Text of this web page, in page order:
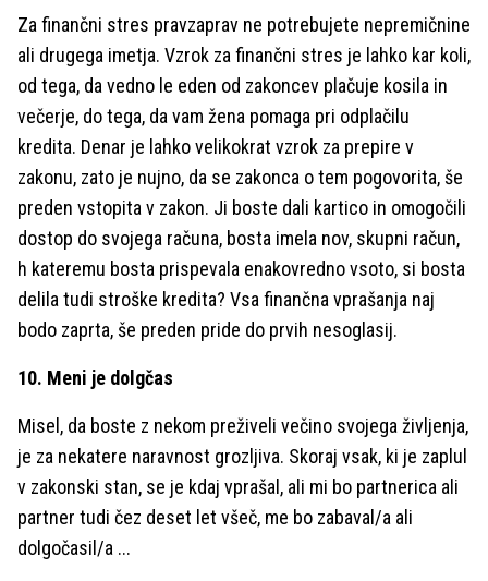
Za finančni stres pravzaprav ne potrebujete nepremičnine
ali drugega imetja. Vzrok za finančni stres je lahko kar koli,
od tega, da vedno le eden od zakoncev plačuje kosila in
večerje, do tega, da vam žena pomaga pri odplačilu
kredita. Denar je lahko velikokrat vzrok za prepire v
zakonu, zato je nujno, da se zakonca o tem pogovorita, še
preden vstopita v zakon. Ji boste dali kartico in omogočili
dostop do svojega računa, bosta imela nov, skupni račun,
h kateremu bosta prispevala enakovredno vsoto, si bosta
delila tudi stroške kredita? Vsa finančna vprašanja naj
bodo zaprta, še preden pride do prvih nesoglasij.
10. Meni je dolgčas
Misel, da boste z nekom preživeli večino svojega življenja,
je za nekatere naravnost grozljiva. Skoraj vsak, ki je zaplul
v zakonski stan, se je kdaj vprašal, ali mi bo partnerica ali
partner tudi čez deset let všeč, me bo zabaval/a ali
dolgočasil/a ...